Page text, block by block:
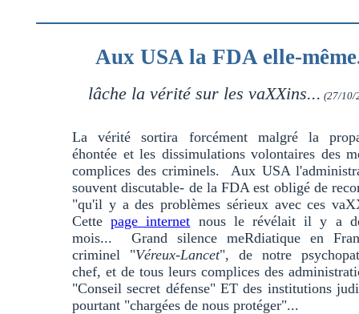
Aux USA la FDA elle-
lâche la vérité sur les vaXXins... (27/10/
La vérité sortira forcément malgré la
éhontée et les dissimulations volontaires des
complices des criminels. Aux USA
souvent discutable- de la FDA est obligé de
"qu'il y a des problèmes sérieux avec ces
Cettepage internet nous le révélait il y a
mois... Grand silence meRdiatique en
criminel "Véreux-Lancet", de notre
chef, et de tous leurs complices des
"Conseil secret défense" ET des institutions
pourtant "chargées de nous protéger"...